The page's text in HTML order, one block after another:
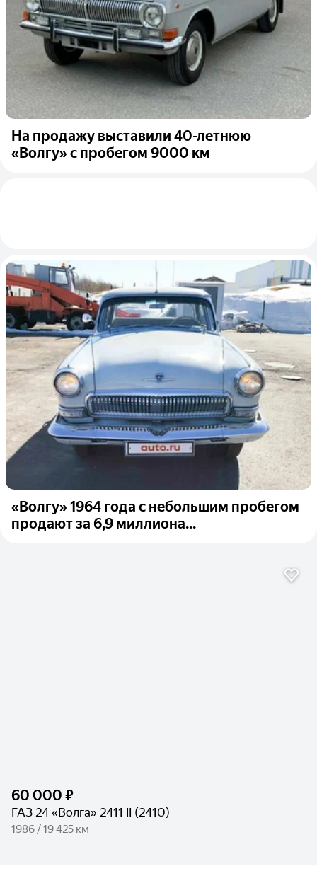
На продажу выставили 40-летнюю
«Волгу» с пробегом 9000 км
«Волгу» 1964 года с небольшим пробегом
продают за 6,9 миллиона...
60 000 ₽
ГАЗ 24 «Волга» 2411 II (2410)
1986 / 19 425 км